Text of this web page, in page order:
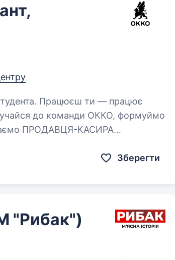
— працює
до команди ОККО, формуймо
ПРОДАВЦЯ-КАСИРА
Зберегти
"Рибак")